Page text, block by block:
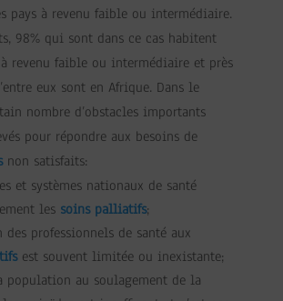
pays à revenu faible ou intermédiaire.
98% qui sont dans ce cas habitent
à revenu faible ou intermédiaire et près
eux sont en Afrique. Dans le
nombre d’obstacles importants
pour répondre aux besoins de
non satisfaits:
et systèmes nationaux de santé
les soins palliatifs;
professionnels de santé aux
est souvent limitée ou inexistante;
population au soulagement de la